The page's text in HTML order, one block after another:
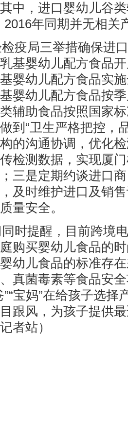
中，进口婴幼儿谷
2016年同期并无相关
疫局三举措确保进
基婴幼儿配方食品
婴幼儿配方食品实
婴幼儿配方食品按
辅助食品按照国家
到“卫生严格把控，
的沟通协调，优化
检测数据，实现厦
三是定期约谈进口
及时维护进口及销
量安全。
时提醒，目前跨境
购买婴幼儿食品的
幼儿食品的标准存
真菌毒素等食品安
”“宝妈”在给孩子选择
跟风，为孩子提供
者站）